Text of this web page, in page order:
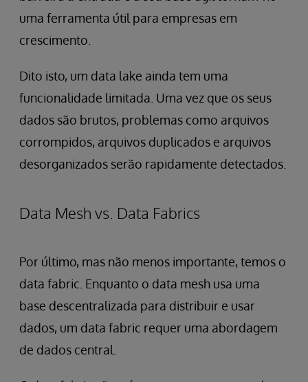
uma ferramenta útil para empresas em
crescimento.
Dito isto, um data lake ainda tem uma
funcionalidade limitada. Uma vez que os seus
dados são brutos, problemas como arquivos
corrompidos, arquivos duplicados e arquivos
desorganizados serão rapidamente detectados.
Data Mesh vs. Data Fabrics
Por último, mas não menos importante, temos o
data fabric. Enquanto o data mesh usa uma
base descentralizada para distribuir e usar
dados, um data fabric requer uma abordagem
de dados central.